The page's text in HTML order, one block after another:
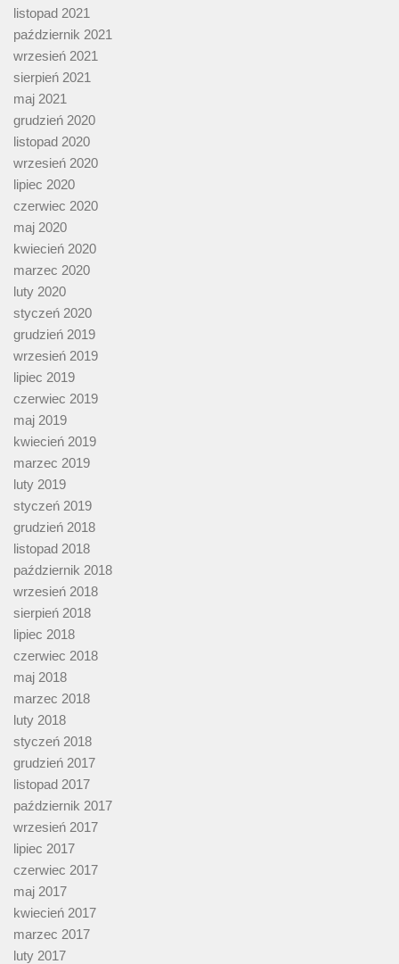
listopad 2021
październik 2021
wrzesień 2021
sierpień 2021
maj 2021
grudzień 2020
listopad 2020
wrzesień 2020
lipiec 2020
czerwiec 2020
maj 2020
kwiecień 2020
marzec 2020
luty 2020
styczeń 2020
grudzień 2019
wrzesień 2019
lipiec 2019
czerwiec 2019
maj 2019
kwiecień 2019
marzec 2019
luty 2019
styczeń 2019
grudzień 2018
listopad 2018
październik 2018
wrzesień 2018
sierpień 2018
lipiec 2018
czerwiec 2018
maj 2018
marzec 2018
luty 2018
styczeń 2018
grudzień 2017
listopad 2017
październik 2017
wrzesień 2017
lipiec 2017
czerwiec 2017
maj 2017
kwiecień 2017
marzec 2017
luty 2017